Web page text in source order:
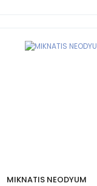
MIKNATIS NEODYUM